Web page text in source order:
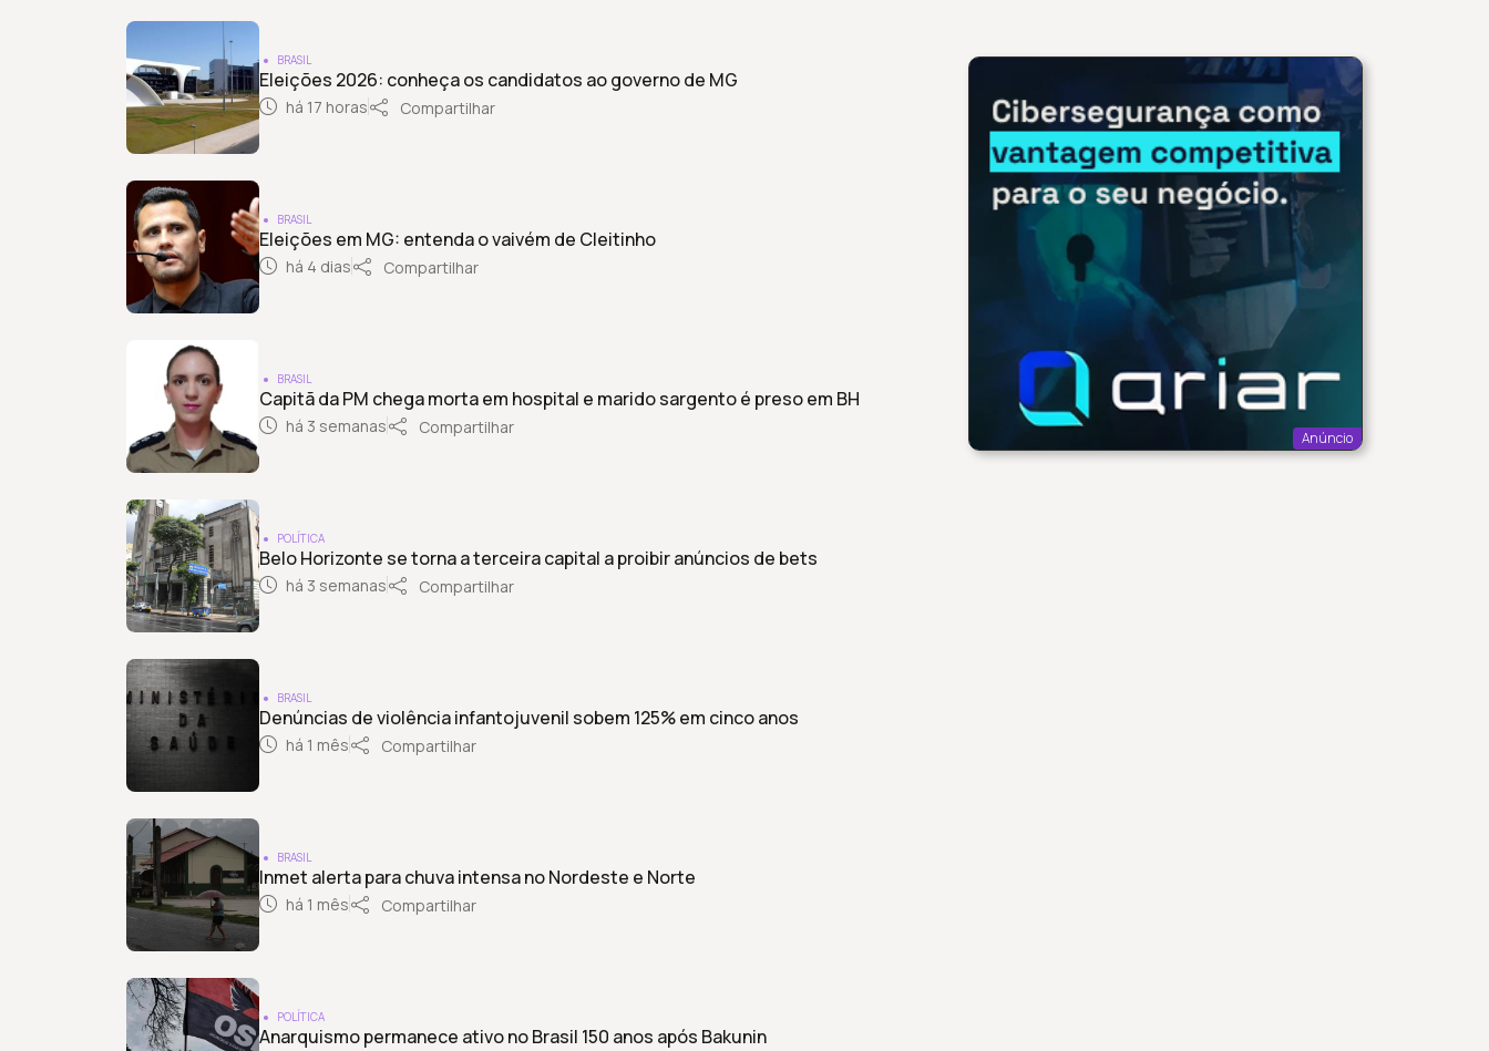
Anúncio
BRASIL
Eleições 2026: conheça os candidatos ao governo de MG
há 17 horas Compartilhar
BRASIL
Eleições em MG: entenda o vaivém de Cleitinho
há 4 dias Compartilhar
BRASIL
Capitã da PM chega morta em hospital e marido sargento é preso em BH
há 3 semanas Compartilhar
POLÍTICA
Belo Horizonte se torna a terceira capital a proibir anúncios de bets
há 3 semanas Compartilhar
BRASIL
Denúncias de violência infantojuvenil sobem 125% em cinco anos
há 1 mês Compartilhar
BRASIL
Inmet alerta para chuva intensa no Nordeste e Norte
há 1 mês Compartilhar
POLÍTICA
Anarquismo permanece ativo no Brasil 150 anos após Bakunin